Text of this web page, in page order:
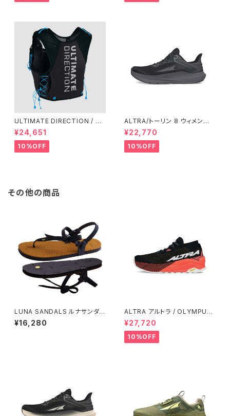
ULTIMATE DIRECTION / ア
ルティメット ディレクション XO
DUS VEST（エクソドス ベスト）
メンズ / ONYX
¥24,651
10%OFF
ALTRA/トーリン 8 ウィメン
ズ Black/Black
¥22,770
10%OFF
その他の商品
LUNA SANDALS ルナサンダル
べナード プレミアムカブラ ウィ
ングド エディション
¥16,280
ALTRA アルトラ / OLYMPUS
オリンパス 275 Women's / C
oral/Black
¥27,720
10%OFF